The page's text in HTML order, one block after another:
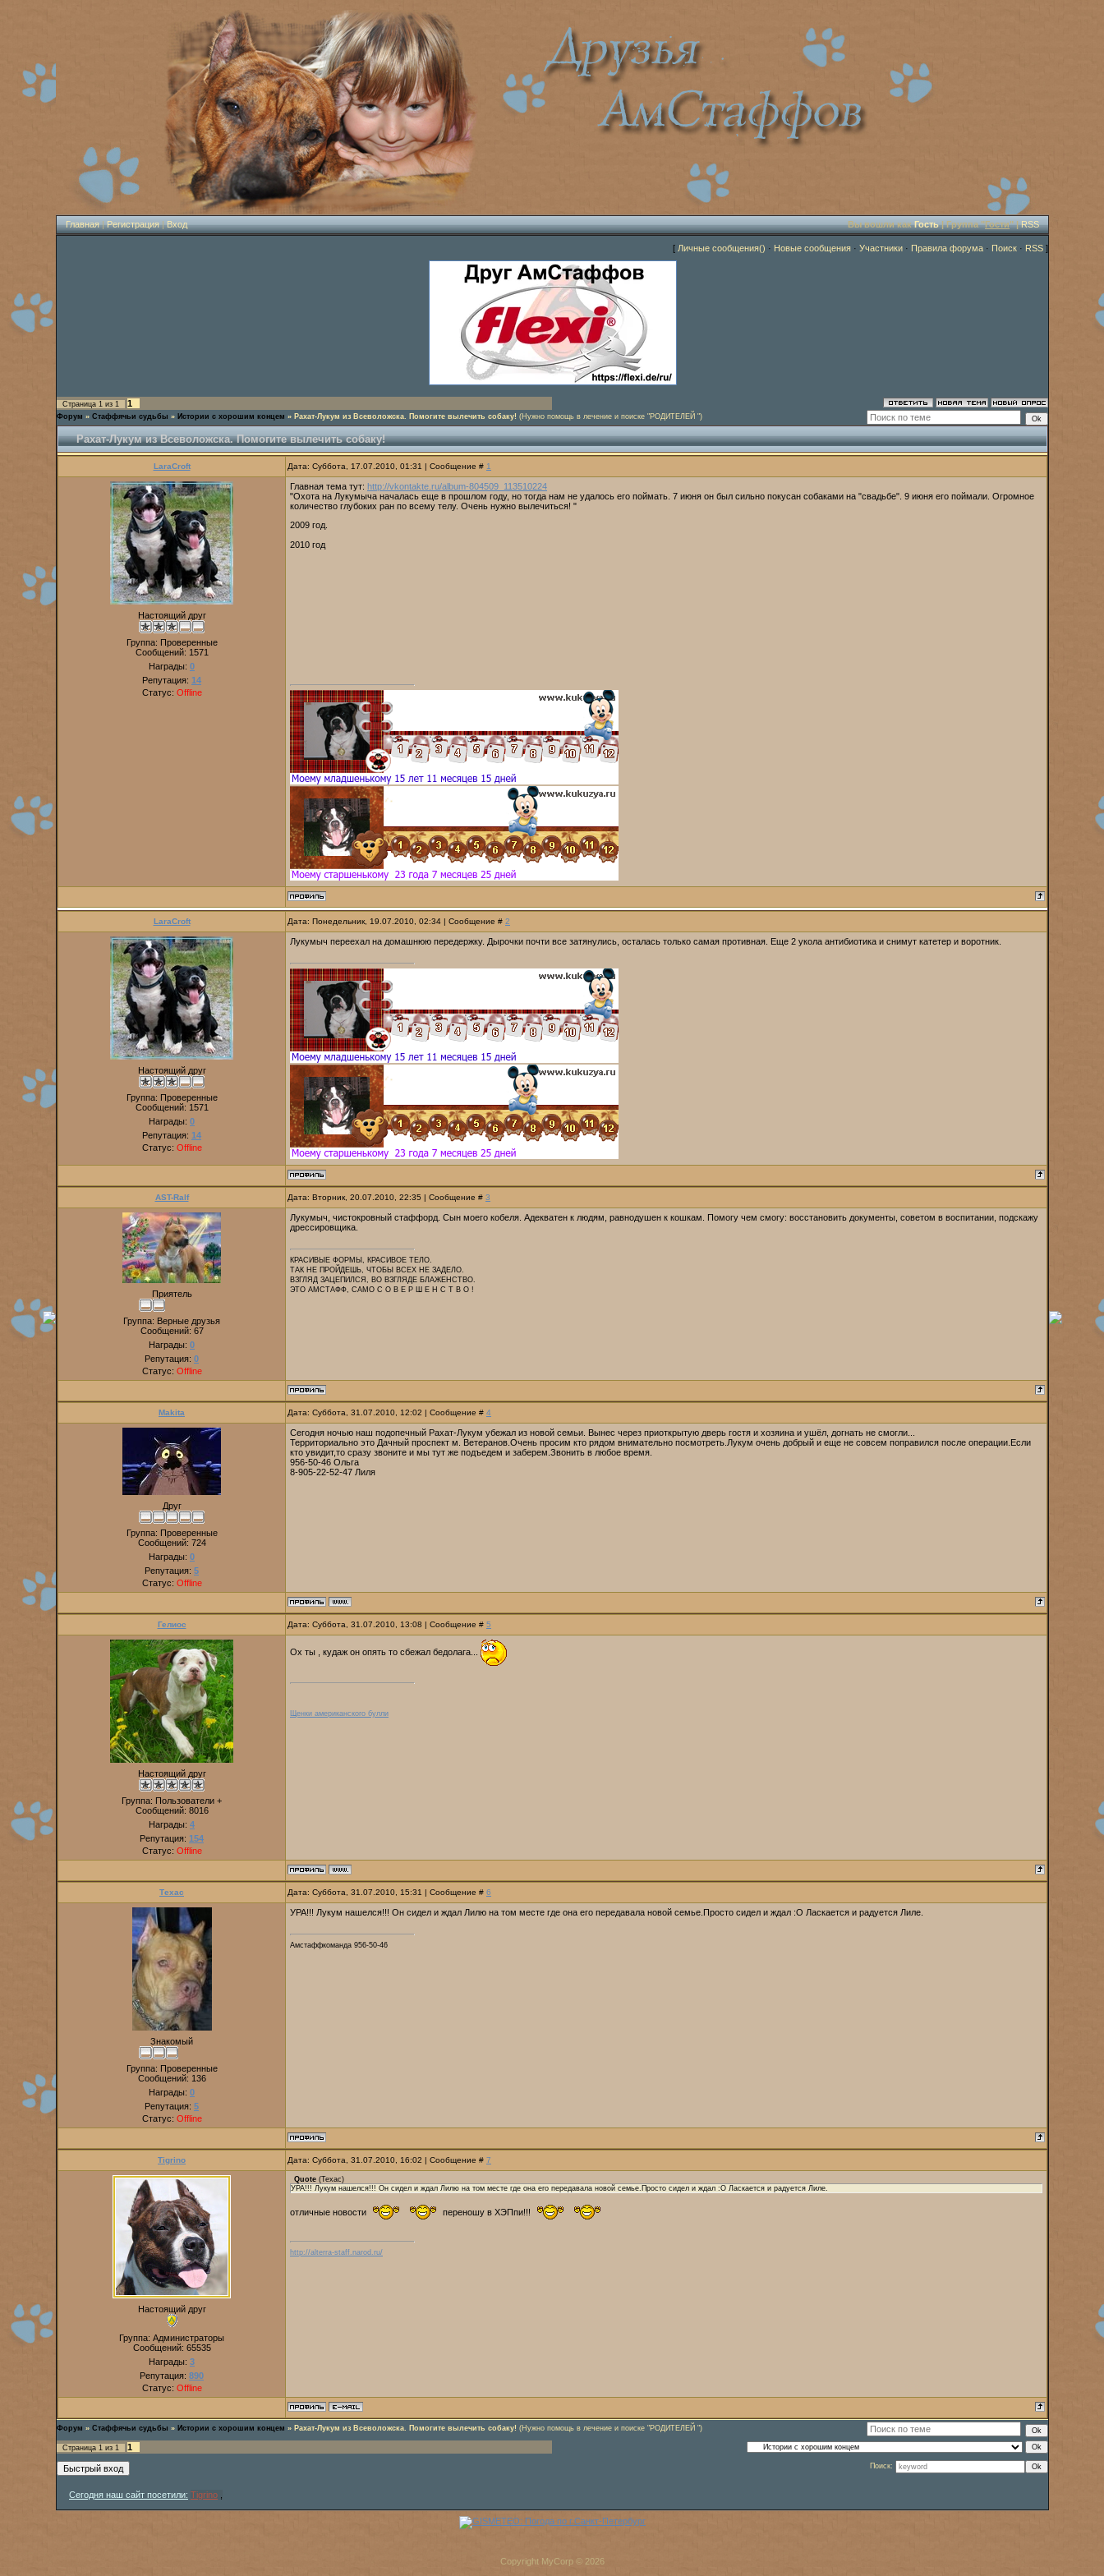
Главная|Регистрация|Вход Вы вошли какГость| Группа "Гости" |RSS
[ Личные сообщения() · Новые сообщения · Участники · Правила форума · Поиск · RSS ]
Страница 1 из 1 1
Форум » Стаффячьи судьбы » Истории с хорошим концем » Рахат-Лукум из Всеволожска. Помогите вылечить собаку! (Нужно помощь в лечение и поиске "РОДИТЕЛЕЙ ")
Рахат-Лукум из Всеволожска. Помогите вылечить собаку!
LaraCroft Дата: Суббота, 17.07.2010, 01:31 | Сообщение # 1
Настоящий друг
Группа: Проверенные
Сообщений: 1571
Награды: 0
Репутация: 14
Статус: Offline
Главная тема тут: http://vkontakte.ru/album-804509_113510224
"Охота на Лукумыча началась еще в прошлом году, но тогда нам не удалось его поймать. 7 июня он был сильно покусан собаками на "свадьбе". 9 июня его поймали. Огромное
количество глубоких ран по всему телу. Очень нужно вылечиться! "
2009 год.
2010 год
LaraCroft Дата: Понедельник, 19.07.2010, 02:34 | Сообщение # 2
Настоящий друг
Группа: Проверенные
Сообщений: 1571
Награды: 0
Репутация: 14
Статус: Offline
Лукумыч переехал на домашнюю передержку. Дырочки почти все затянулись, осталась только самая противная. Еще 2 укола антибиотика и снимут катетер и воротник.
AST-Ralf Дата: Вторник, 20.07.2010, 22:35 | Сообщение # 3
Приятель
Группа: Верные друзья
Сообщений: 67
Награды: 0
Репутация: 0
Статус: Offline
Лукумыч, чистокровный стаффорд. Сын моего кобеля. Адекватен к людям, равнодушен к кошкам. Помогу чем смогу: восстановить документы, советом в воспитании, подскажу
дрессировщика.
КРАСИВЫЕ ФОРМЫ, КРАСИВОЕ ТЕЛО.
ТАК НЕ ПРОЙДЕШЬ, ЧТОБЫ ВСЕХ НЕ ЗАДЕЛО.
ВЗГЛЯД ЗАЦЕПИЛСЯ, ВО ВЗГЛЯДЕ БЛАЖЕНСТВО.
ЭТО АМСТАФФ, САМО С О В Е Р Ш Е Н С Т В О !
Makita Дата: Суббота, 31.07.2010, 12:02 | Сообщение # 4
Друг
Группа: Проверенные
Сообщений: 724
Награды: 0
Репутация: 5
Статус: Offline
Сегодня ночью наш подопечный Рахат-Лукум убежал из новой семьи. Вынес через приоткрытую дверь гостя и хозяина и ушёл, догнать не смогли...
Территориально это Дачный проспект м. Ветеранов.Очень просим кто рядом внимательно посмотреть.Лукум очень добрый и еще не совсем поправился после операции.Если
кто увидит,то сразу звоните и мы тут же подъедем и заберем.Звонить в любое время.
956-50-46 Ольга
8-905-22-52-47 Лиля
Гелиос Дата: Суббота, 31.07.2010, 13:08 | Сообщение # 5
Настоящий друг
Группа: Пользователи +
Сообщений: 8016
Награды: 4
Репутация: 154
Статус: Offline
Ох ты , кудаж он опять то сбежал бедолага...
Щенки американского булли
Техас Дата: Суббота, 31.07.2010, 15:31 | Сообщение # 6
Знакомый
Группа: Проверенные
Сообщений: 136
Награды: 0
Репутация: 5
Статус: Offline
УРА!!! Лукум нашелся!!! Он сидел и ждал Лилю на том месте где она его передавала новой семье.Просто сидел и ждал :O Ласкается и радуется Лиле.
Амстаффкоманда 956-50-46
Tigrino Дата: Суббота, 31.07.2010, 16:02 | Сообщение # 7
Настоящий друг
Группа: Администраторы
Сообщений: 65535
Награды: 3
Репутация: 890
Статус: Offline
Quote (Техас)
УРА!!! Лукум нашелся!!! Он сидел и ждал Лилю на том месте где она его передавала новой семье.Просто сидел и ждал :O Ласкается и радуется Лиле.
отличные новости переношу в ХЭПпи!!!
http://alterra-staff.narod.ru/
Форум » Стаффячьи судьбы » Истории с хорошим концем » Рахат-Лукум из Всеволожска. Помогите вылечить собаку! (Нужно помощь в лечение и поиске "РОДИТЕЛЕЙ ")
Страница 1 из 1 1
Поиск:
Сегодня наш сайт посетили: Tigrino
Copyright MyCorp © 2026